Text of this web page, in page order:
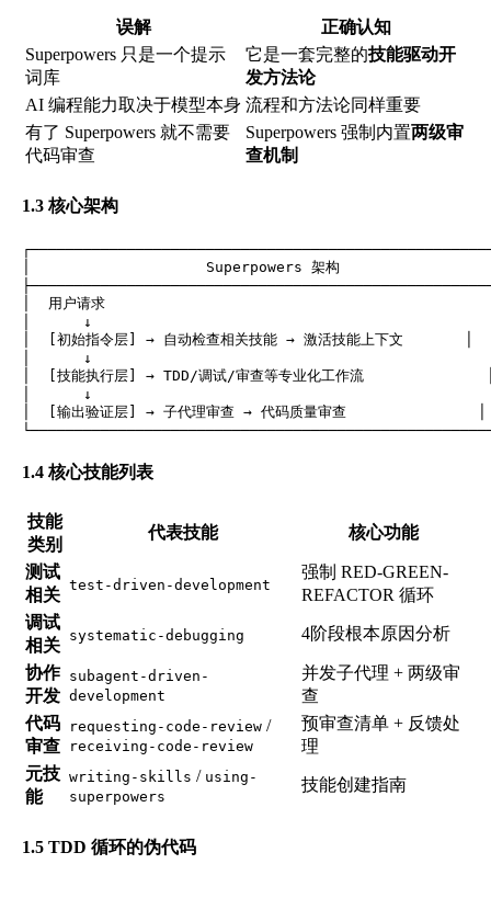
误解
正确认知
Superpowers 只是一个提示
词库
它是一套完整的技能驱动开
发方法论
AI 编程能力取决于模型本身 流程和方法论同样重要
有了 Superpowers 就不需要
代码审查
Superpowers 强制内置两级审
查机制
1.3 核心架构
│                    Superpowers 架构
│  用户请求
│      ↓
│  [初始指令层] → 自动检查相关技能 → 激活技能上下文       │
│      ↓
│  [技能执行层] → TDD/调试/审查等专业化工作流
│      ↓
│  [输出验证层] → 子代理审查 → 代码质量审查               │
1.4 核心技能列表
技能
类别
代表技能 核心功能
测试
相关
test-driven-development
强制 RED-GREEN-
REFACTOR 循环
调试
相关
systematic-debugging 4阶段根本原因分析
协作
开发
subagent-driven-
development
并发子代理 + 两级审
查
代码
审查
requesting-code-review /
receiving-code-review
预审查清单 + 反馈处
理
元技
能
writing-skills / using-
superpowers
技能创建指南
1.5 TDD 循环的伪代码